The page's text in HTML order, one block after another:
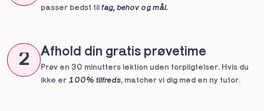
passer bedst til fag, behov og mål.
2 Afhold din gratis prøvetime
Prøv en 30 minutters lektion uden forpligtelser. Hvis du
ikke er 100% tilfreds, matcher vi dig med en ny tutor.